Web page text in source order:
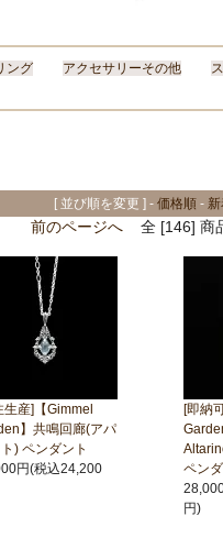
ング アクセサリーその他
[ 並び順を変更 ] - 価格順 -
前のページへ 全 [146] 商
生産]【Gimmel
】共鳴回廊(アパ
) ペンダント
円(税込24,200
[即納
ペン
円)